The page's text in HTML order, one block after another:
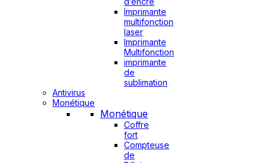
Imprimante
multifonction
laser
Imprimante
Multifonction
imprimante
de
sublimation
Antivirus
Monétique
Monétique
Coffre
fort
Compteuse
de